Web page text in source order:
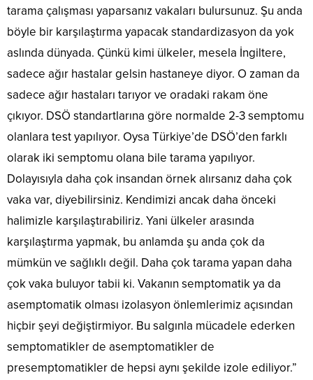
tarama çalışması yaparsanız vakaları bulursunuz. Şu anda
böyle bir karşılaştırma yapacak standardizasyon da yok
aslında dünyada. Çünkü kimi ülkeler, mesela İngiltere,
sadece ağır hastalar gelsin hastaneye diyor. O zaman da
sadece ağır hastaları tarıyor ve oradaki rakam öne
çıkıyor. DSÖ standartlarına göre normalde 2-3 semptomu
olanlara test yapılıyor. Oysa Türkiye’de DSÖ’den farklı
olarak iki semptomu olana bile tarama yapılıyor.
Dolayısıyla daha çok insandan örnek alırsanız daha çok
vaka var, diyebilirsiniz. Kendimizi ancak daha önceki
halimizle karşılaştırabiliriz. Yani ülkeler arasında
karşılaştırma yapmak, bu anlamda şu anda çok da
mümkün ve sağlıklı değil. Daha çok tarama yapan daha
çok vaka buluyor tabii ki. Vakanın semptomatik ya da
asemptomatik olması izolasyon önlemlerimiz açısından
hiçbir şeyi değiştirmiyor. Bu salgınla mücadele ederken
semptomatikler de asemptomatikler de
presemptomatikler de hepsi aynı şekilde izole ediliyor.”